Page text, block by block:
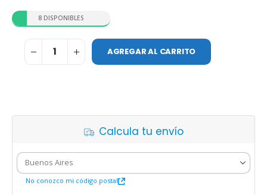
8 DISPONIBLES
AGREGAR AL CARRITO
Calcula tu envío
No conozco mi código postal